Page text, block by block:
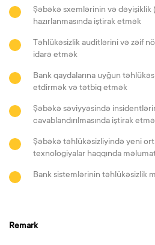
Şəbəkə sxemlərinin və dəyişiklik
hazırlanmasında iştirak etmək
Təhlükəsizlik auditlərini və zəif
idarə etmək
Bank qaydalarına uyğun
etdirmək və tətbiq etmək
Şəbəkə səviyyəsində insidentlərin
cavablandırılmasında iştirak
Şəbəkə təhlükəsizliyində yeni
texnologiyalar haqqında
Bank sistemlərinin təhlükəsizlik
Remark